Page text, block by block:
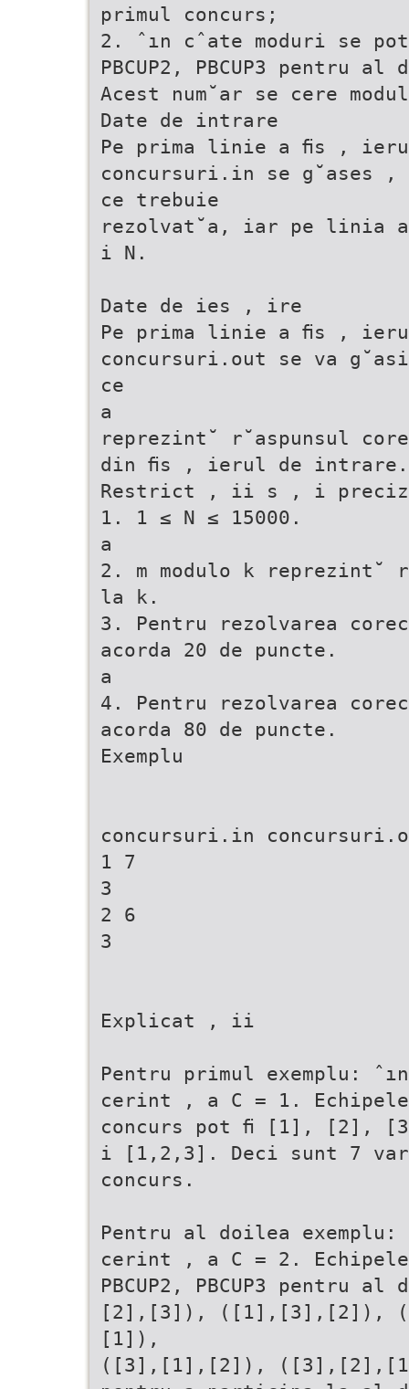
primul concurs;
2. ˆın cˆate moduri se
PBCUP2, PBCUP3 pentru
Acest num˘ar se cere
Date de intrare
Pe prima linie a ﬁs ,
concursuri.in se g˘ases
ce trebuie
rezolvat˘a, iar pe linia a
i N.
Date de ies , ire
Pe prima linie a ﬁs ,
concursuri.out se va
ce
a
reprezint˘ r˘aspunsul
din ﬁs , ierul de intrare.
Restrict , ii s , i
1. 1 ≤ N ≤ 15000.
a
2. m modulo k
la k.
3. Pentru rezolvarea
acorda 20 de puncte.
a
4. Pentru rezolvarea
acorda 80 de puncte.
Exemplu
concursuri.in
1 7
3
2 6
3
Explicat , ii
Pentru primul exemplu:
cerint , a C = 1.
concurs pot ﬁ [1], [2],
i [1,2,3]. Deci sunt 7
concurs.
Pentru al doilea exemplu:
cerint , a C = 2. Echipele
PBCUP2, PBCUP3
[2],[3]), ([1],[3],[2]),
[1]),
([3],[1],[2]),